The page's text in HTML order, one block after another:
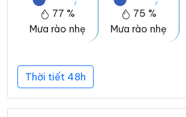
77 %
Mưa rào nhẹ
75 %
Mưa rào nhẹ
Thời tiết 48h